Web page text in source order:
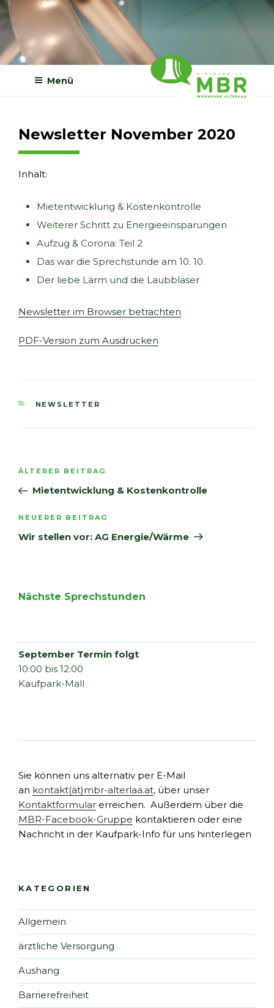
Zum
Inhalt
springen
ALTERLAA
Menü
Newsletter November 2020
Inhalt:
Mietentwicklung & Kostenkontrolle
Weiterer Schritt zu Energieeinsparungen
Aufzug & Corona: Teil 2
Das war die Sprechstunde am 10. 10.
Der liebe Lärm und die Laubbläser
Newsletter im Browser betrachten
PDF-Version zum Ausdrucken
KATEGORIEN
NEWSLETTER
Vorheriger
Beitrag
ÄLTERER BEITRAG
Mietentwicklung & Kostenkontrolle
Nächster
Beitrag
NEUERER BEITRAG
Wir stellen vor: AG Energie/Wärme
Nächste Sprechstunden
September Termin folgt
10:00 bis 12:00
Kaufpark-Mall
Sie können uns alternativ per E-Mail
an kontakt(ät)mbr-alterlaa.at, über unser
Kontaktformular erreichen. Außerdem über die
MBR-Facebook-Gruppe kontaktieren oder eine
Nachricht in der Kaufpark-Info für uns hinterlegen
KATEGORIEN
Allgemein
ärztliche Versorgung
Aushang
Barrierefreiheit